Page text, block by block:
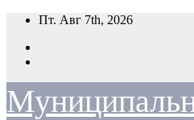
Перейти
содержимому
Пт. Авг 7th, 2026